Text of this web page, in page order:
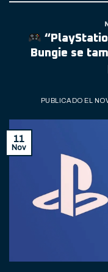
Bungie se
PUBLICADO EL
11
Nov